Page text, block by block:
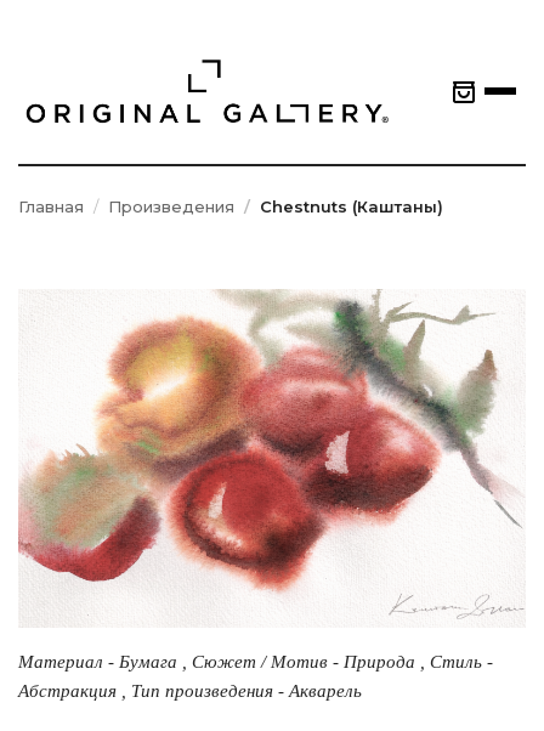
Главная Произведения Chestnuts (Каштаны)
Материал - Бумага , Сюжет / Мотив - Природа , Стиль -
Абстракция , Тип произведения - Акварель